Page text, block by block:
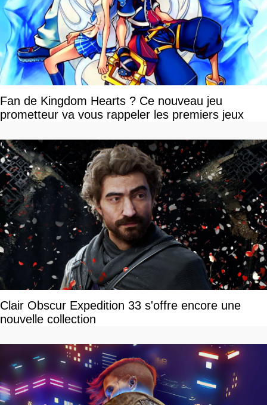
Fan de Kingdom Hearts ? Ce nouveau jeu
prometteur va vous rappeler les premiers jeux
Clair Obscur Expedition 33 s'offre encore une
nouvelle collection